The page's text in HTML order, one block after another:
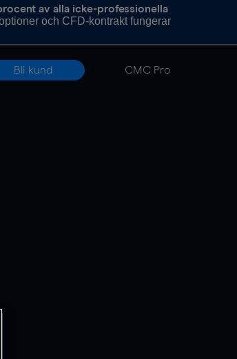
av alla icke-professionella
och CFD-kontrakt fungerar
Bli kund CMC Pro